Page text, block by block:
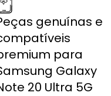
genuínas e
para
Galaxy
20 Ultra 5G